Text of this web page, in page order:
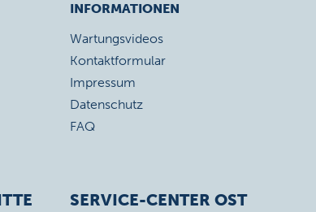
INFORMATIONEN
Wartungsvideos
Kontaktformular
Impressum
Datenschutz
FAQ
SERVICE-CENTER OST